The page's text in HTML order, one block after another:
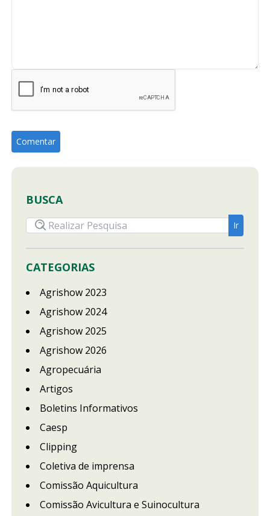
BUSCA
CATEGORIAS
Agrishow 2023
Agrishow 2024
Agrishow 2025
Agrishow 2026
Agropecuária
Artigos
Boletins Informativos
Caesp
Clipping
Coletiva de imprensa
Comissão Aquicultura
Comissão Avicultura e Suinocultura